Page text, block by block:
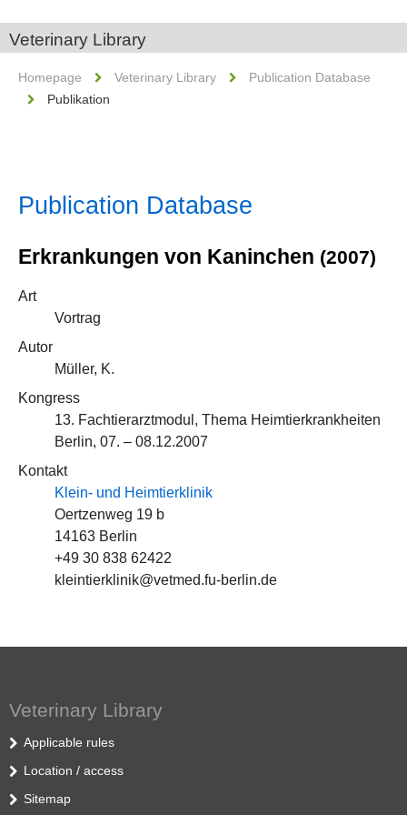
Veterinary Library
Homepage Veterinary Library
Publication Database
Publikation
Publication Database
Erkrankungen von Kaninchen (2007)
Art
Vortrag
Autor
Müller, K.
Kongress
13. Fachtierarztmodul, Thema Heimtierkrankheiten
Berlin, 07. – 08.12.2007
Kontakt
Klein- und Heimtierklinik
Oertzenweg 19 b
14163 Berlin
+49 30 838 62422
kleintierklinik@vetmed.fu-berlin.de
Veterinary Library
Applicable rules
Location / access
Sitemap